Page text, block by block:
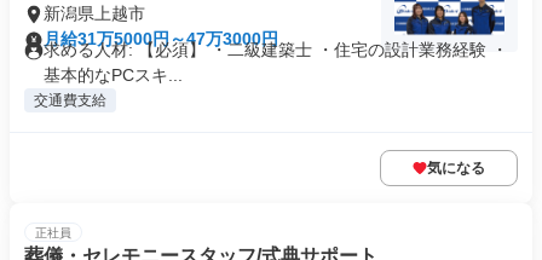
新潟県上越市
月給31万5000円～47万3000円
求める人材: 【必須】 ・二級建築士 ・住宅の設計業務経験 ・
基本的なPCスキ...
交通費支給
気になる
正社員
葬儀・セレモニースタッフ/式典サポート